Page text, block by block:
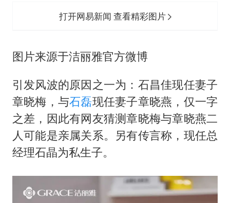
打开网易新闻 查看精彩图片
图片来源于洁丽雅官方微博
引发风波的原因之一为：石昌佳现任妻子
章晓梅，与石磊现任妻子章晓燕，仅一字
之差，因此有网友猜测章晓梅与章晓燕二
人可能是亲属关系。另有传言称，现任总
经理石晶为私生子。